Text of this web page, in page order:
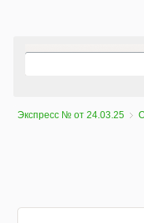
Экспресс № от 24.03.25